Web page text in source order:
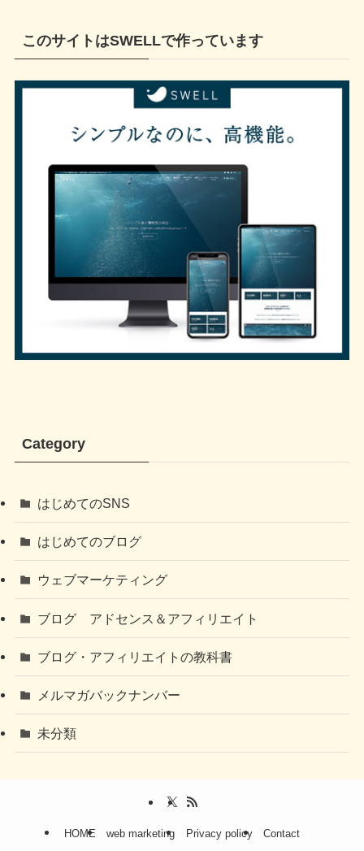
このサイトはSWELLで作っています
Category
はじめてのSNS
はじめてのブログ
ウェブマーケティング
ブログ アドセンス＆アフィリエイト
ブログ・アフィリエイトの教科書
メルマガバックナンバー
未分類
HOME web marketing Privacy policy Contact